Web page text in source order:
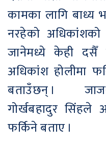
कामका लागि बाध्य
नरहेको
जानेमध्ये केही दसैँ
अधिकांश होलीमा
बताउँछन् ।
गोर्खबहादुर
फर्किने बताए ।